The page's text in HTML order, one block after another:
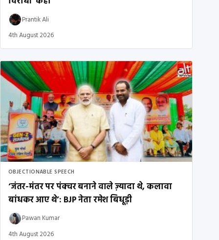
Prantik Ali
4th August 2026
OBJECTIONABLE SPEECH
‘जंतर-मंतर पर पंक्चर बनाने वाले ज़्यादा थे, कलावा
बांधकर आए थे’: BJP नेता रमेश बिधूड़ी
Pawan Kumar
4th August 2026